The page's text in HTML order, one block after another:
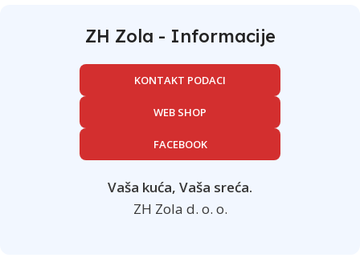
ZH Zola - Informacije
KONTAKT PODACI
WEB SHOP
FACEBOOK
Vaša kuća, Vaša sreća.
ZH Zola d. o. o.